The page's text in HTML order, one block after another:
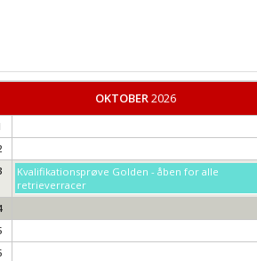
OKTOBER2026
Kvalifikationsprøve Golden - åben for alle
retrieverracer